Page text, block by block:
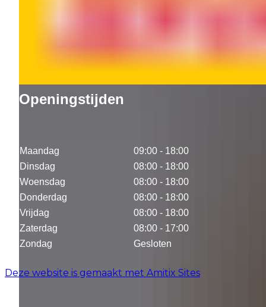
Openingstijden
Maandag
09:00 - 18:00
Dinsdag
08:00 - 18:00
Woensdag
08:00 - 18:00
Donderdag
08:00 - 18:00
Vrijdag
08:00 - 18:00
Zaterdag
08:00 - 17:00
Zondag
Gesloten
Deze website is gemaakt met Amitix Sites